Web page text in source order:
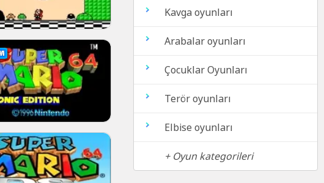
Kavga oyunları
Arabalar oyunları
Çocuklar Oyunları
Terör oyunları
Elbise oyunları
+ Oyun kategorileri